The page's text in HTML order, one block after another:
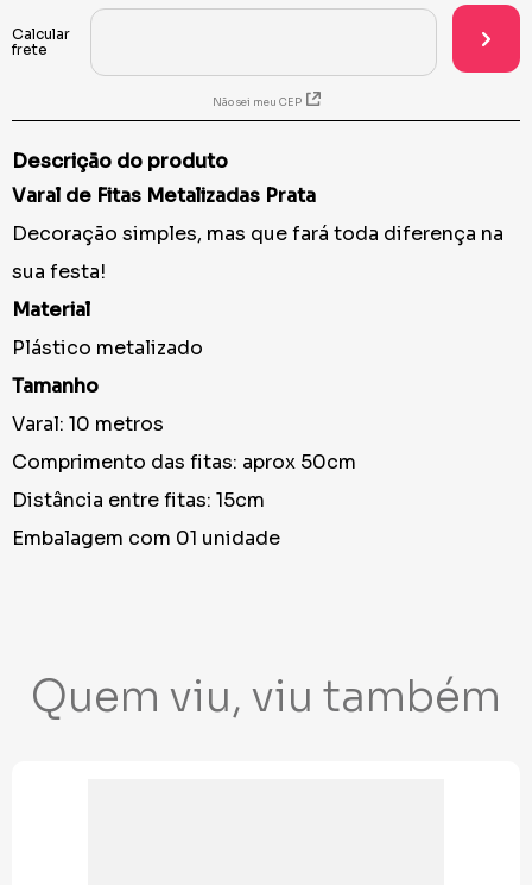
Não sei meu CEP
Descrição do produto
Varal de Fitas Metalizadas Prata
Decoração simples, mas que fará toda diferença na
sua festa!
Material
Plástico metalizado
Tamanho
Varal: 10 metros
Comprimento das fitas: aprox 50cm
Distância entre fitas: 15cm
Embalagem com 01 unidade
Quem viu, viu também